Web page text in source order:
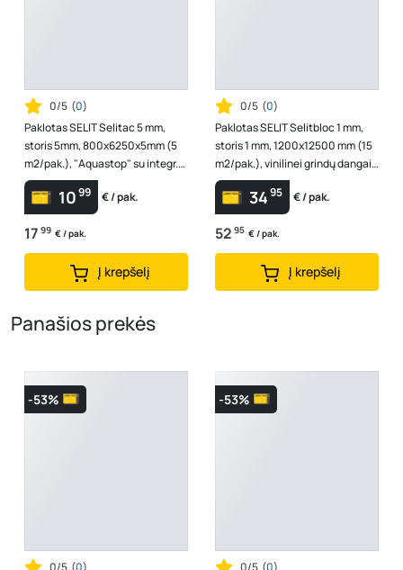
0/5 (0)
Paklotas SELIT Selitac 5 mm,
storis 5mm, 800x6250x5mm (5
m2/pak.), "Aquastop" su integr.
garų izoliac. plėv., XPS polist...
1099 € / pak.
17 99 € / pak.
Į krepšelį
0/5 (0)
Paklotas SELIT Selitbloc 1 mm,
storis 1 mm, 1200x12500 mm (15
m2/pak.), vinilinei grindų dangai,
išlygina iki 0,5mm, tin...
3495 € / pak.
52 95 € / pak.
Į krepšelį
Panašios prekės
-53%
0/5 (0)
-53%
0/5 (0)